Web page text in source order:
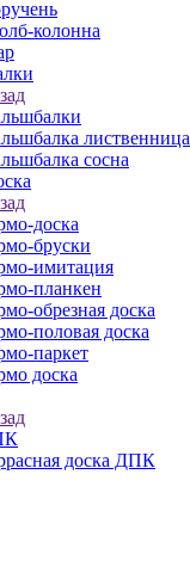
колонна
лиственница
сосна
доска
бруски
имитация
планкен
обрезная доска
половая доска
паркет
доска
доска ДПК